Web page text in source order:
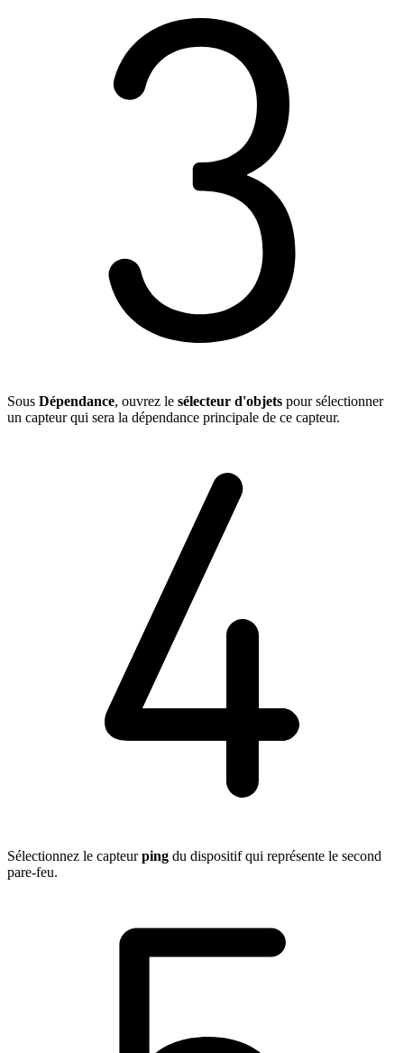
Sous Dépendance, ouvrez le sélecteur d'objets pour sélectionner
un capteur qui sera la dépendance principale de ce capteur.
Sélectionnez le capteurping du dispositif qui représente le second
pare-feu.